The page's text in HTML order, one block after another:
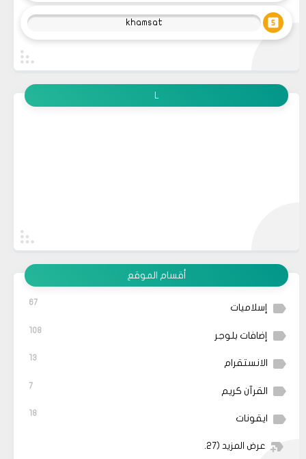
khamsat
L
أقسام الموقع
إسلاميات 67
إضافات بلوجر 108
الانستقرام 13
القرآن كريم 7
ايقونات 18
عرض المزيد (27)